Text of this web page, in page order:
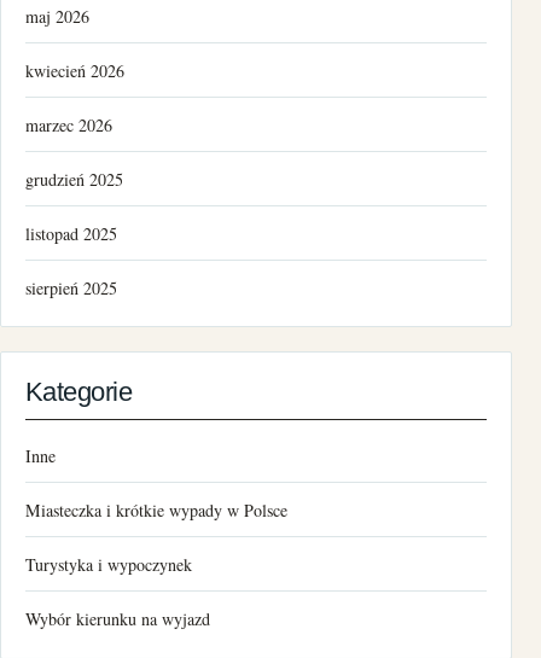
maj 2026
kwiecień 2026
marzec 2026
grudzień 2025
listopad 2025
sierpień 2025
kwiecień 2025
styczeń 2025
grudzień 2024
listopad 2024
lipiec 2024
Kategorie
Inne
Miasteczka i krótkie wypady w Polsce
Turystyka i wypoczynek
Wybór kierunku na wyjazd